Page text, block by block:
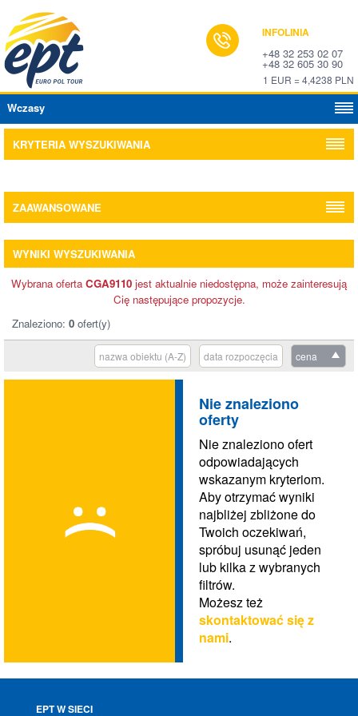
INFOLINIA
+48 32 253 02 07
+48 32 605 30 90
1 EUR = 4,4238 PLN
Wczasy
KRYTERIA WYSZUKIWANIA
ZAAWANSOWANE
WYNIKI WYSZUKIWANIA
Wybrana oferta CGA9110 jest aktualnie niedostępna, może zainteresują
Cię następujące propozycje.
Znaleziono: 0 ofert(y)
cena
data rozpoczęcia
nazwa obiektu (A-Z)
Nie znaleziono
oferty
Nie znaleziono ofert
odpowiadających
wskazanym kryteriom.
Aby otrzymać wyniki
najbliżej zbliżone do
Twoich oczekiwań,
spróbuj usunąć jeden
lub kilka z wybranych
filtrów.
Możesz też
skontaktować się z
nami.
EPT W SIECI